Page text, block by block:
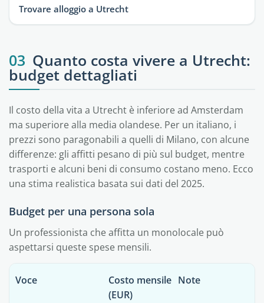
Trovare alloggio a Utrecht
03 Quanto costa vivere a Utrecht:
budget dettagliati
Il costo della vita a Utrecht è inferiore ad Amsterdam
ma superiore alla media olandese. Per un italiano, i
prezzi sono paragonabili a quelli di Milano, con alcune
differenze: gli affitti pesano di più sul budget, mentre
trasporti e alcuni beni di consumo costano meno. Ecco
una stima realistica basata sui dati del 2025.
Budget per una persona sola
Un professionista che affitta un monolocale può
aspettarsi queste spese mensili.
Voce
Costo mensile
(EUR)
Note